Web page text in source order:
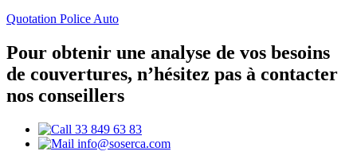
Quotation Police Auto
Pour obtenir une analyse de vos besoins
de couvertures, n’hésitez pas à contacter
nos conseillers
33 849 63 83
info@soserca.com